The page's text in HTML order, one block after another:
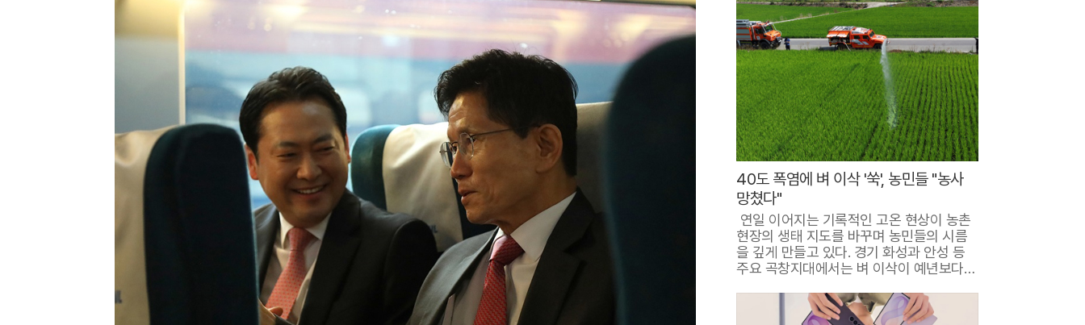
익
낸
업
체
의
실
체
밝
혀
…
충
격
40도 폭염에 벼 이삭 '쑥', 농민들 "농사
망쳤다"
연일 이어지는 기록적인 고온 현상이 농촌
현장의 생태 지도를 바꾸며 농민들의 시름
을 깊게 만들고 있다. 경기 화성과 안성 등
주요 곡창지대에서는 벼 이삭이 예년보다